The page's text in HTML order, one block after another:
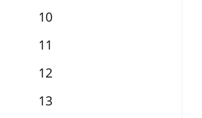
10
11
12
13